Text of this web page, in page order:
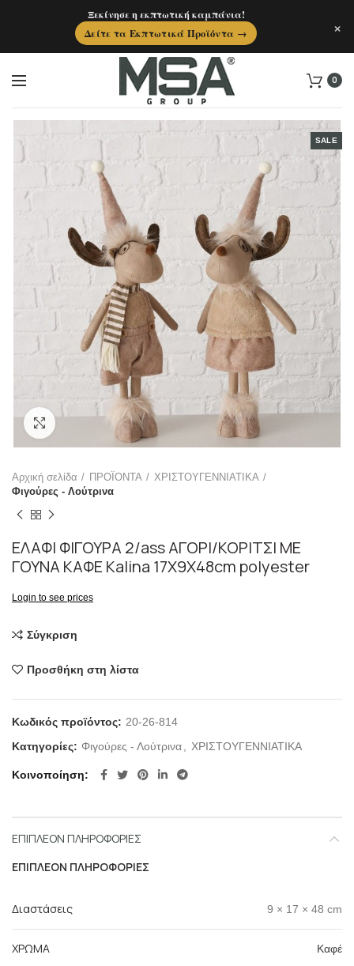
0
SALE
Click to enlarge
Αρχική σελίδα ΠΡΟΪΟΝΤΑ
ΧΡΙΣΤΟΥΓΕΝΝΙΑΤΙΚΑ
Φιγούρες - Λούτρινα
ΕΛΑΦΙ ΦΙΓΟΥΡΑ 2/ass ΑΓΟΡΙ/ΚΟΡΙΤΣΙ ΜΕ
ΓΟΥΝΑ ΚΑΦΕ Kalina 17X9X48cm polyester
Login to see prices
Σύγκριση
Προσθήκη στη λίστα
Κωδικός προϊόντος: 20-26-814
Κατηγορίες: Φιγούρες - Λούτρινα ΧΡΙΣΤΟΥΓΕΝΝΙΑΤΙΚΑ
Κοινοποίηση
ΕΠΙΠΛΈΟΝ ΠΛΗΡΟΦΟΡΊΕΣ
ΕΠΙΠΛΈΟΝ ΠΛΗΡΟΦΟΡΊΕΣ
Διαστάσεις 9 × 17 × 48 cm
ΧΡΩΜΑ Καφέ
Ξεκίνησε η εκπτωτική καμπάνια!
Δείτε τα Εκπτωτικά Προϊόντα →
×